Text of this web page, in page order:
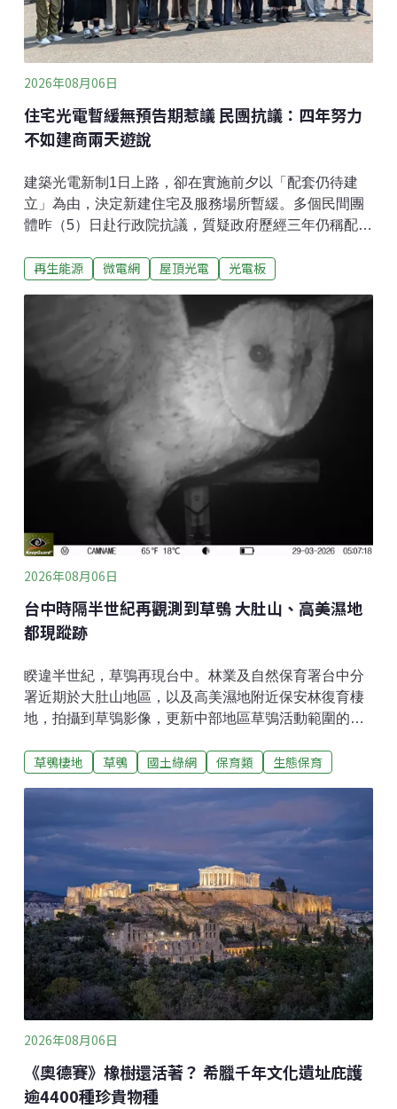
會。且開發商曾表示將提供教育訓練，讓當地人任職，
能促進年輕
2026年08月06日
住宅光電暫緩無預告期惹議 民團抗議：四年努力
不如建商兩天遊說
建築光電新制1日上路，卻在實施前夕以「配套仍待建
立」為由，決定新建住宅及服務場所暫緩。多個民間團
體昨（5）日赴行政院抗議，質疑政府歷經三年仍稱配套
律疑慮。團體要求行政院公開決策過程，並在今
住宅光電配套不足 民團：三年準備還不夠？把光電設在
建物上，可減少額外開發農地或生態敏感區。台灣建築
光電新制8月1日正式實施，卻在上路前夕暫緩新建住宅
及服務場所的光電設置義務。行政院公報3日刊登《建築
物設置太陽光電發電設備標準》修正，住宅類及服務場
所兩類建築的施行日期，將由中央另定。修正中說明，
這兩類建築涉及區分所有權及共用部分管理，光電設備
的維護管理、設備更新及營運模式等「配套仍待建
立」，並需累積地方主管機關執行經驗。
再生能源 微電網 屋頂光電 光電板
2026年08月06日
台中時隔半世紀再觀測到草鴞 大肚山、高美濕地
都現蹤跡
睽違半世紀，草鴞再現台中。林業及自然保育署台中分
署近期於大肚山地區，以及高美濕地附近保安林復育棲
地，拍攝到草鴞影像，更新中部地區草鴞活動範圍的紀
2024年台中分署辦理大肚台地淺山保育軸帶的物種盤點
一步擴大調查範圍，針對大安溪、大甲溪、烏溪與大肚
山台地等潛力地點，透過自動相機、聲音監測及棲地現
況盤點等方式進行調查，並成功拍攝到草鴞身影，逐步
建立台中地區草鴞活動資料。草鴞為台灣瀕臨絕種保育
類野生動物，也是台灣唯一在草地上築巢的貓頭鷹，族
群數量稀少、行蹤隱密，主要活動於低海拔開闊草生環
境，並常利用白茅、甜根子草及五節芒等高草植被築巢
繁殖。過去多認為草鴞分布熱區在台南、嘉義、高雄及
屏東；1960年代大肚山台地曾有草鴞的繁殖紀錄，顯示
大肚山台地及周邊草生環境，可能曾是草鴞的重要棲地
之一。復育白茅草地營
草鴞棲地 草鴞 國土綠網 保育類 生態保育
2026年08月06日
《奧德賽》橡樹還活著？ 希臘千年文化遺址庇護
逾4400種珍貴物種